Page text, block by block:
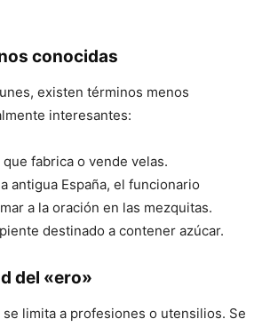
conocidas
existen términos menos
interesantes:
que fabrica o vende velas.
antigua España, el funcionario
a la oración en las mezquitas.
destinado a contener azúcar.
del «ero»
limita a profesiones o utensilios. Se